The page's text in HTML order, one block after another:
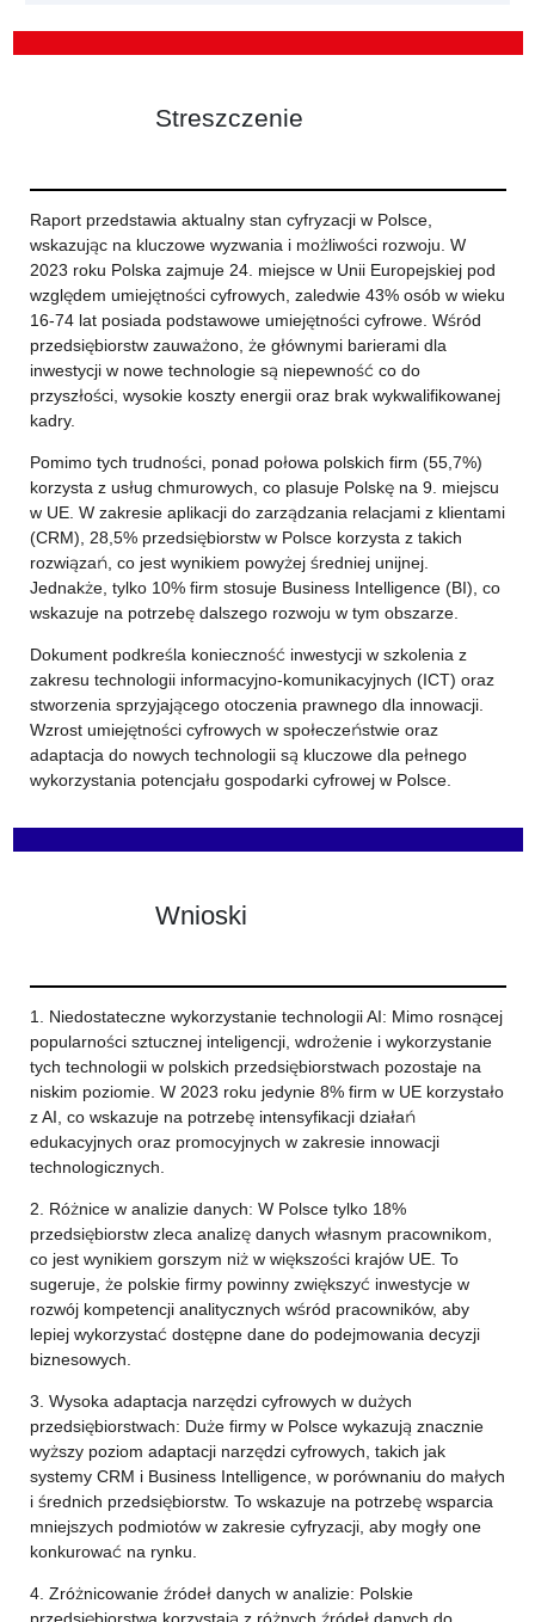
Streszczenie
Raport przedstawia aktualny stan cyfryzacji w Polsce,
wskazując na kluczowe wyzwania i możliwości rozwoju. W
2023 roku Polska zajmuje 24. miejsce w Unii Europejskiej pod
względem umiejętności cyfrowych, zaledwie 43% osób w wieku
16-74 lat posiada podstawowe umiejętności cyfrowe. Wśród
przedsiębiorstw zauważono, że głównymi barierami dla
inwestycji w nowe technologie są niepewność co do
przyszłości, wysokie koszty energii oraz brak wykwalifikowanej
kadry.
Pomimo tych trudności, ponad połowa polskich firm (55,7%)
korzysta z usług chmurowych, co plasuje Polskę na 9. miejscu
w UE. W zakresie aplikacji do zarządzania relacjami z klientami
(CRM), 28,5% przedsiębiorstw w Polsce korzysta z takich
rozwiązań, co jest wynikiem powyżej średniej unijnej.
Jednakże, tylko 10% firm stosuje Business Intelligence (BI), co
wskazuje na potrzebę dalszego rozwoju w tym obszarze.
Dokument podkreśla konieczność inwestycji w szkolenia z
zakresu technologii informacyjno-komunikacyjnych (ICT) oraz
stworzenia sprzyjającego otoczenia prawnego dla innowacji.
Wzrost umiejętności cyfrowych w społeczeństwie oraz
adaptacja do nowych technologii są kluczowe dla pełnego
wykorzystania potencjału gospodarki cyfrowej w Polsce.
Wnioski
1. Niedostateczne wykorzystanie technologii AI: Mimo rosnącej
popularności sztucznej inteligencji, wdrożenie i wykorzystanie
tych technologii w polskich przedsiębiorstwach pozostaje na
niskim poziomie. W 2023 roku jedynie 8% firm w UE korzystało
z AI, co wskazuje na potrzebę intensyfikacji działań
edukacyjnych oraz promocyjnych w zakresie innowacji
technologicznych.
2. Różnice w analizie danych: W Polsce tylko 18%
przedsiębiorstw zleca analizę danych własnym pracownikom,
co jest wynikiem gorszym niż w większości krajów UE. To
sugeruje, że polskie firmy powinny zwiększyć inwestycje w
rozwój kompetencji analitycznych wśród pracowników, aby
lepiej wykorzystać dostępne dane do podejmowania decyzji
biznesowych.
3. Wysoka adaptacja narzędzi cyfrowych w dużych
przedsiębiorstwach: Duże firmy w Polsce wykazują znacznie
wyższy poziom adaptacji narzędzi cyfrowych, takich jak
systemy CRM i Business Intelligence, w porównaniu do małych
i średnich przedsiębiorstw. To wskazuje na potrzebę wsparcia
mniejszych podmiotów w zakresie cyfryzacji, aby mogły one
konkurować na rynku.
4. Zróżnicowanie źródeł danych w analizie: Polskie